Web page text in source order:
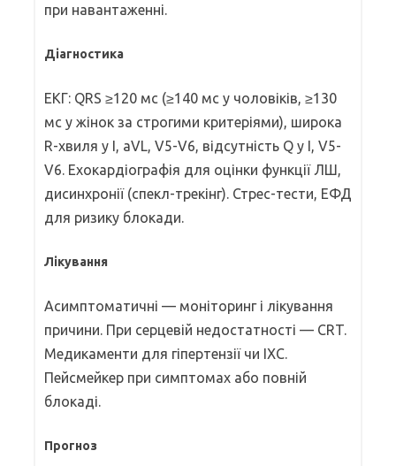
при навантаженні.
Діагностика
ЕКГ: QRS ≥120 мс (≥140 мс у чоловіків, ≥130
мс у жінок за строгими критеріями), широка
R-хвиля у I, aVL, V5-V6, відсутність Q у I, V5-
V6. Ехокардіографія для оцінки функції ЛШ,
дисинхронії (спекл-трекінг). Стрес-тести, ЕФД
для ризику блокади.
Лікування
Асимптоматичні — моніторинг і лікування
причини. При серцевій недостатності — CRT.
Медикаменти для гіпертензії чи ІХС.
Пейсмейкер при симптомах або повній
блокаді.
Прогноз